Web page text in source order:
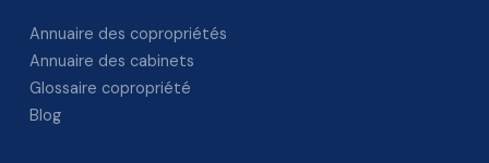
Annuaire des copropriétés
Annuaire des cabinets
Glossaire copropriété
Blog